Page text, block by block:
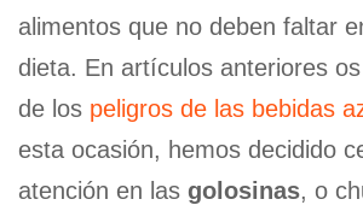
alimentos que no deben faltar
dieta. En artículos anteriores
de los peligros de las bebidas
esta ocasión, hemos decidido
atención en las golosinas, o